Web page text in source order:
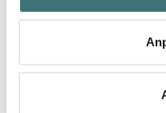
Identifiera din enhet
Ta reda på mer om hur
Du kan ändra eller dra
Låt dig